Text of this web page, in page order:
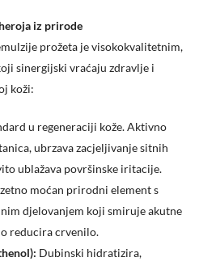
iz prirode
prožeta je visokokvalitetnim,
sinergijski vraćaju zdravlje i
koži:
u regeneraciji kože. Aktivno
ubrzava zacjeljivanje sitnih
ublažava površinske iritacije.
moćan prirodni element s
djelovanjem koji smiruje akutne
reducira crvenilo.
Dubinski hidratizira,